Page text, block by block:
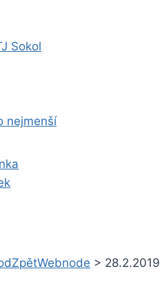
Sokol
nejmenší
ZpětWebnode > 28.2.2019